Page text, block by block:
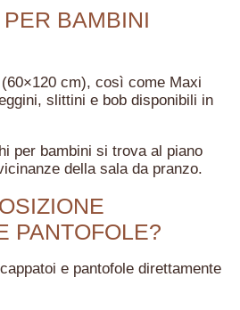
BAMBINI
cm), così come Maxi
slittini e bob disponibili in
per bambini si trova al piano
della sala da pranzo.
PANTOFOLE?
e pantofole direttamente